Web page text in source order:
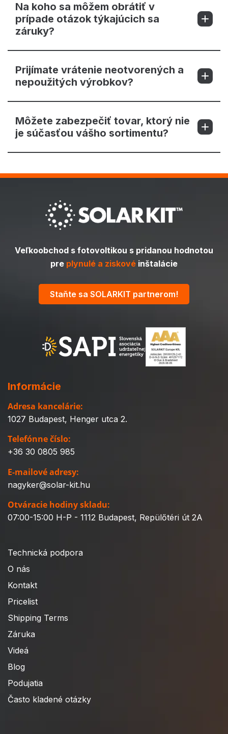
Na koho sa môžem obrátiť v
prípade otázok týkajúcich sa
záruky?
Prijímate vrátenie neotvorených a
nepoužitých výrobkov?
Môžete zabezpečiť tovar, ktorý nie
je súčasťou vášho sortimentu?
Veľkoobchod s fotovoltikou s pridanou hodnotou
pre plynulé a ziskové inštalácie
Staňte sa SOLARKIT partnerom!
Informácie
Adresa kancelárie:
1027 Budapest, Henger utca 2.
Telefónne číslo:
+36 30 0805 985
E-mailové adresy:
nagyker@solar-kit.hu
Otváracie hodiny skladu:
07:00-15:00 H-P - 1112 Budapest, Repülőtéri út 2A
Technická podpora
O nás
Kontakt
Pricelist
Shipping Terms
Záruka
Videá
Blog
Podujatia
Často kladené otázky